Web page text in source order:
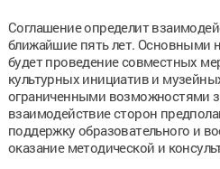
Соглашение определит
ближайшие пять лет. Основными
будет проведение совместных
культурных инициатив и
ограниченными возможностями
взаимодействие сторон
поддержку образовательного и
оказание методической и